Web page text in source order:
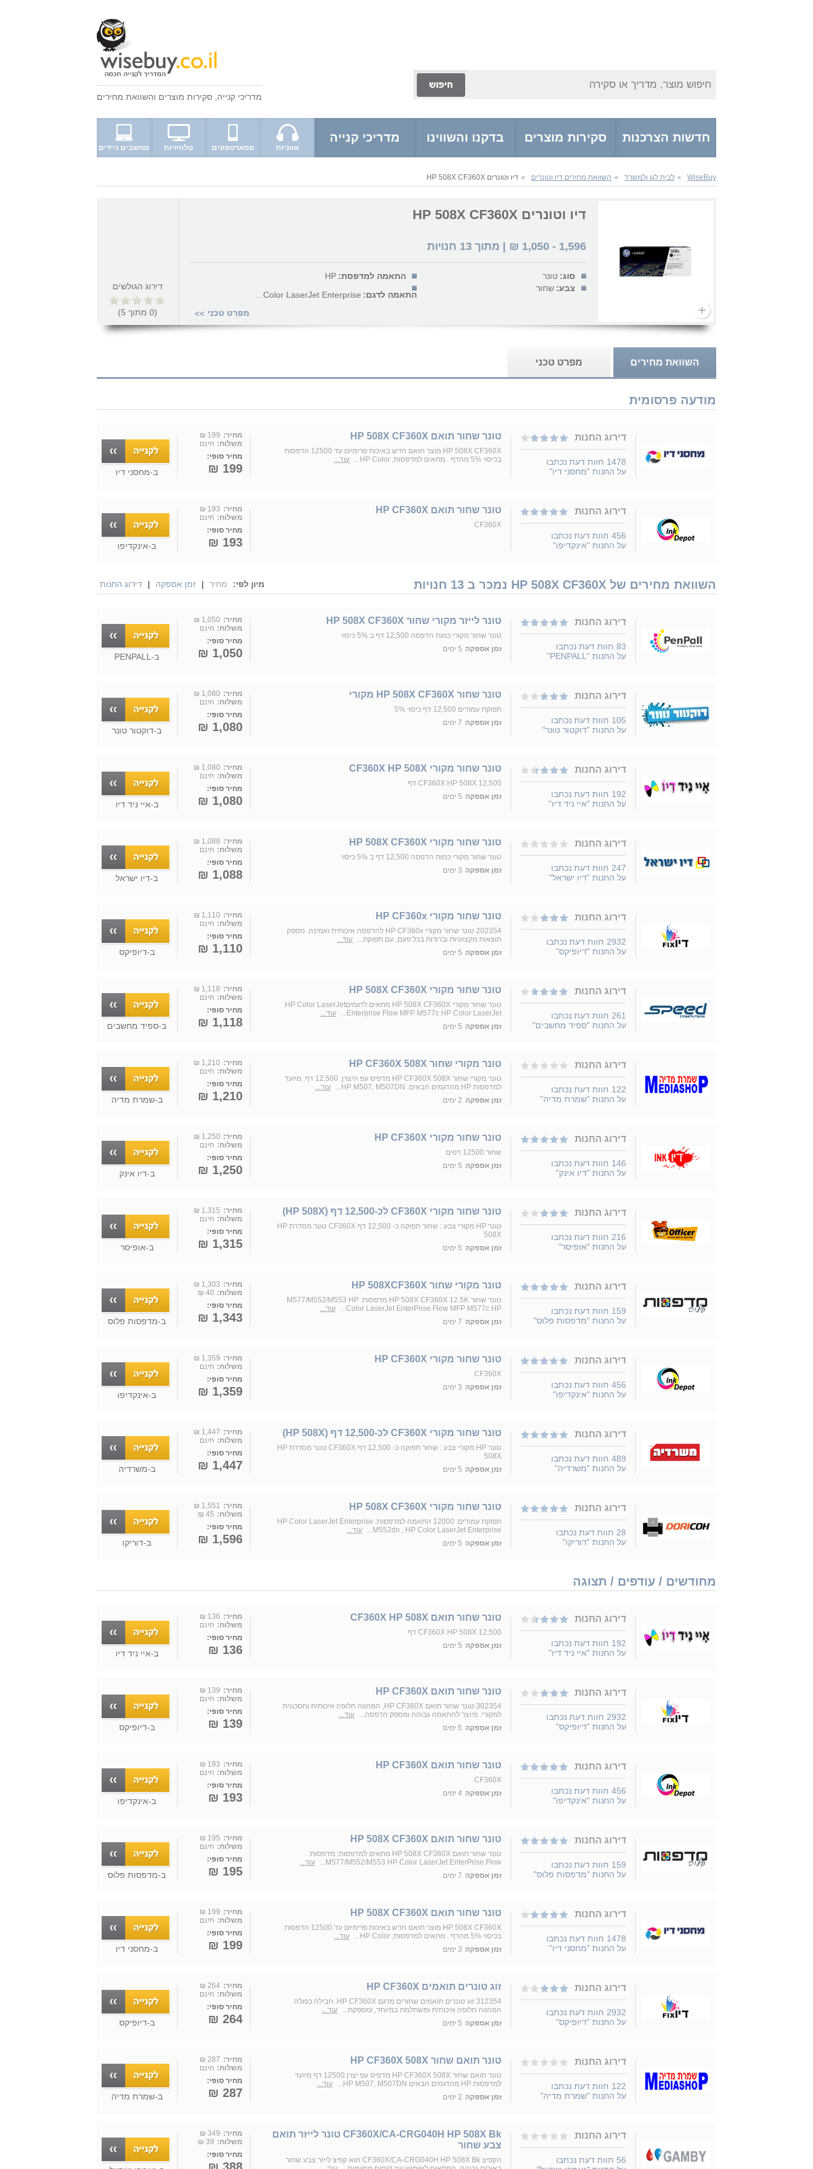
חיפוש מוצר, מדריך או סקירה
מדריכי קנייה סקירות מוצרים והשוואת מחירים
חדשות הצרכנות סקירות מוצרים בדקנו והשווינו מדריכי קנייה
אוזניות סמארטפונים טלוויזיות מחשבים ניידים
WiseBuy
> לבית לגן ולמשרד > השוואת מחירים דיו וטונרים > דיו וטונרים HP 508X CF360X
דיו וטונרים HP 508X CF360X
1,596
-
1,050
₪ | מתוך 13 חנויות
סוג: טונר התאמה למדפסת: HP
צבע: שחור
התאמה לדגם: Color LaserJet Enterprise...
מפרט טכני >>
דירוג הגולשים
(
0 מתוך 5
)
השוואת מחירים מפרט טכני
מודעה פרסומית
דירוג החנות
1478 חוות דעת נכתבו
על החנות "מחסני דיו"
טונר שחור תואם HP 508X CF360X
HP 508X CF360X מוצר תואם חדש באיכות פרימיום עד 12500 הדפסות
בכיסוי 5% מהדף . מתאים למדפסות, HP Color...
עוד...
מחיר: 199 ₪
משלוח: חינם
מחיר סופי:
199 ₪ ב-מחסני דיו
דירוג החנות
456 חוות דעת נכתבו
על החנות "אינקדיפו"
טונר שחור תואם HP CF360X
CF360X
מחיר: 193 ₪
משלוח: חינם
מחיר סופי:
193 ₪ ב-אינקדיפו
השוואת מחירים של HP 508X CF360X נמכר ב 13 חנויות מיון לפי: מחיר | זמן אספקה | דירוג החנות
דירוג החנות
83 חוות דעת נכתבו
על החנות "PENPALL"
‏טונר לייזר מקורי ‏שחור HP 508X CF360X
טונר שחור מקורי כמות הדפסה 12,500 דף ב 5% כיסוי
זמן אספקה 5 ימים
מחיר: 1,050 ₪
משלוח: חינם
מחיר סופי:
1,050 ₪ ב- PENPALL
דירוג החנות
105 חוות דעת נכתבו
על החנות "דוקטור טונר"
טונר ‏שחור HP 508X CF360X מקורי
תפוקת עמודים 12,500 דף כיסוי 5%
זמן אספקה 7 ימים
מחיר: 1,080 ₪
משלוח: חינם
מחיר סופי:
1,080 ₪ ב-דוקטור טונר
דירוג החנות
192 חוות דעת נכתבו
על החנות "איי ניד דיו"
טונר שחור מקורי CF360X HP 508X
CF360X HP 508X 12,500 דף
זמן אספקה 5 ימים
מחיר: 1,080 ₪
משלוח: חינם
מחיר סופי:
1,080 ₪ ב-איי ניד דיו
דירוג החנות
247 חוות דעת נכתבו
על החנות "דיו ישראל"
טונר שחור מקורי HP 508X CF360X
טונר שחור מקורי כמות הדפסה 12,500 דף ב 5% כיסוי
זמן אספקה 3 ימים
מחיר: 1,088 ₪
משלוח: חינם
מחיר סופי:
1,088 ₪ ב-דיו ישראל
דירוג החנות
2932 חוות דעת נכתבו
על החנות "דיופיקס"
טונר שחור מקורי HP CF360x
202354 טונר שחור מקורי HP CF360x להדפסה איכותית ואמינה. מספק
תוצאות מקצועיות וברורות בכל פעם, עם תפוקת...
עוד...
זמן אספקה 5 ימים
מחיר: 1,110 ₪
משלוח: חינם
מחיר סופי:
1,110 ₪ ב-דיופיקס
דירוג החנות
261 חוות דעת נכתבו
על החנות "ספיד מחשבים"
טונר שחור מקורי HP 508X CF360X
טונר שחור מקורי HP 508X CF360X מתאים לדגמיםHP Color LaserJet
Enterprise Flow MFP M577c HP Color LaserJet...
עוד...
זמן אספקה 5 ימים
מחיר: 1,118 ₪
משלוח: חינם
מחיר סופי:
1,118 ₪ ב-ספיד מחשבים
דירוג החנות
122 חוות דעת נכתבו
על החנות "שמרת מדיה"
טונר מקורי שחור HP CF360X 508X
טונר מקורי שחור HP CF360X 508X מדפיס עפ היצרן: 12,500 דף. מיועד
למדפסות HP מהדגמים הבאים: HP M507, M507DN...
עוד...
זמן אספקה 2 ימים
מחיר: 1,210 ₪
משלוח: חינם
מחיר סופי:
1,210 ₪ ב-שמרת מדיה
דירוג החנות
146 חוות דעת נכתבו
על החנות "דיו אינק"
טונר שחור מקורי HP CF360X
שחור 12500 דפים
זמן אספקה 5 ימים
מחיר: 1,250 ₪
משלוח: חינם
מחיר סופי:
1,250 ₪ ב-דיו אינק
דירוג החנות
216 חוות דעת נכתבו
על החנות "אופיסר"
טונר שחור מקורי CF360X לכ-12,500 דף (ׂHP 508X)
טונר HP מקורי צבע : שחור תפוקה כ- 12,500 דף CF360X טונר מסדרת HP
508X
זמן אספקה 5 ימים
מחיר: 1,315 ₪
משלוח: חינם
מחיר סופי:
1,315 ₪ ב-אופיסר
דירוג החנות
159 חוות דעת נכתבו
על החנות "מדפסות פלוס"
טונר מקורי שחור HP 508XCF360X
טונר שחור HP 508X CF360X 12.5K מדפסות: M577/M552/M553 HP
Color LaserJet EnterPrise Flow MFP M577c HP...
עוד...
זמן אספקה 7 ימים
מחיר: 1,303 ₪
משלוח: 40 ₪
מחיר סופי:
1,343 ₪ ב-מדפסות פלוס
דירוג החנות
456 חוות דעת נכתבו
על החנות "אינקדיפו"
טונר שחור מקורי HP CF360X
CF360X
זמן אספקה 3 ימים
מחיר: 1,359 ₪
משלוח: חינם
מחיר סופי:
1,359 ₪ ב-אינקדיפו
דירוג החנות
489 חוות דעת נכתבו
על החנות "משרדיה"
טונר שחור מקורי CF360X לכ-12,500 דף (ׂHP 508X)
טונר HP מקורי צבע : שחור תפוקה כ- 12,500 דף CF360X טונר מסדרת HP
508X
זמן אספקה 5 ימים
מחיר: 1,447 ₪
משלוח: חינם
מחיר סופי:
1,447 ₪ ב-משרדיה
דירוג החנות
28 חוות דעת נכתבו
על החנות "דוריקו"
טונר שחור מקורי HP 508X CF360X
תפוקת עמודים: 12000 התאמה למדפסות: HP Color LaserJet Enterprise
M552dn , HP Color LaserJet Enterprise...
עוד...
זמן אספקה 5 ימים
מחיר: 1,551 ₪
משלוח: 45 ₪
מחיר סופי:
1,596 ₪ ב-דוריקו
מחודשים / עודפים / תצוגה
דירוג החנות
192 חוות דעת נכתבו
על החנות "איי ניד דיו"
טונר שחור תואם CF360X HP 508X
CF360X HP 508X 12,500 דף
זמן אספקה 5 ימים
מחיר: 136 ₪
משלוח: חינם
מחיר סופי:
136 ₪ ב-איי ניד דיו
דירוג החנות
2932 חוות דעת נכתבו
על החנות "דיופיקס"
טונר שחור תואם HP CF360X
302354 טונר שחור תואם HP CF360X, המהווה חלופה איכותית וחסכונית
למקורי. מיוצר להתאמה גבוהה ומספק הדפסה...
עוד...
זמן אספקה 5 ימים
מחיר: 139 ₪
משלוח: חינם
מחיר סופי:
139 ₪ ב-דיופיקס
דירוג החנות
456 חוות דעת נכתבו
על החנות "אינקדיפו"
טונר שחור תואם HP CF360X
CF360X
זמן אספקה 4 ימים
מחיר: 193 ₪
משלוח: חינם
מחיר סופי:
193 ₪ ב-אינקדיפו
דירוג החנות
159 חוות דעת נכתבו
על החנות "מדפסות פלוס"
טונר שחור תואם HP 508X CF360X
טונר שחור תואם HP 508X CF360X מתאים למדפסות: מדפסות:
M577/M552/M553 HP Color LaserJet EnterPrise Flow...
עוד...
זמן אספקה 7 ימים
מחיר: 195 ₪
משלוח: חינם
מחיר סופי:
195 ₪ ב-מדפסות פלוס
דירוג החנות
1478 חוות דעת נכתבו
על החנות "מחסני דיו"
טונר שחור תואם HP 508X CF360X
HP 508X CF360X מוצר תואם חדש באיכות פרימיום עד 12500 הדפסות
בכיסוי 5% מהדף . מתאים למדפסות, HP Color...
עוד...
זמן אספקה 3 ימים
מחיר: 199 ₪
משלוח: חינם
מחיר סופי:
199 ₪ ב-מחסני דיו
דירוג החנות
2932 חוות דעת נכתבו
על החנות "דיופיקס"
זוג טונרים תואמים HP CF360X
312354 זוג טונרים תואמים שחורים מדגם HP CF360X. חבילה כפולה
המהווה חלופה איכותית ומשתלמת במיוחד, ומספקת...
עוד...
זמן אספקה 5 ימים
מחיר: 264 ₪
משלוח: חינם
מחיר סופי:
264 ₪ ב-דיופיקס
דירוג החנות
122 חוות דעת נכתבו
על החנות "שמרת מדיה"
טונר תואם שחור HP CF360X 508X
טונר תואם שחור HP CF360X 508X מדפיס עפ יצרן 12500 דף מיועד
למדפסות HP מהדגמים הבאים HP M507, M507DN...
עוד...
זמן אספקה 2 ימים
מחיר: 287 ₪
משלוח: חינם
מחיר סופי:
287 ₪ ב-שמרת מדיה
דירוג החנות
56 חוות דעת נכתבו
CF360X/CA-CRG040H HP 508X Bk טונר לייזר תואם
צבע שחור
הקפיצ CF360X/CA-CRG040H HP 508X Bk הוא קפיצ לייזר צבע שחור
מחיר: 349 ₪
משלוח: 39 ₪
מחיר סופי: